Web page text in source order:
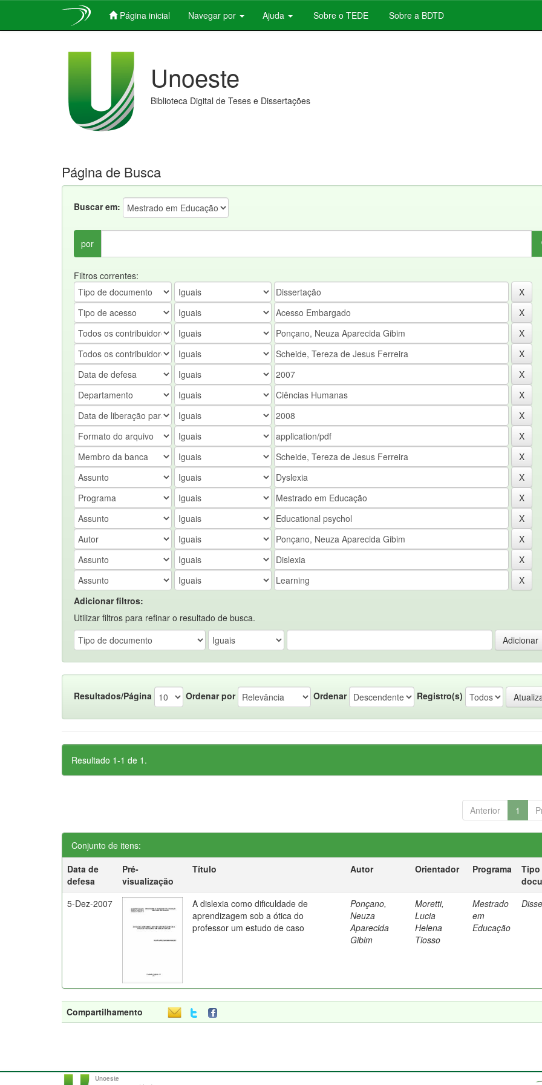
Página inicial Navegar por Ajuda Sobre o TEDE Sobre a BDTD
Unoeste
Biblioteca Digital de Teses e Dissertações
Página de Busca
Buscar em:
por
Filtros correntes:
Adicionar filtros:
Utilizar filtros para refinar o resultado de busca.
Resultados/Página Ordenar por Ordenar Registro(s)
Resultado 1-1 de 1.
Anterior 1
Conjunto de itens:
Data de
defesa
Pré-
visualização
Título Autor Orientador Programa
Tipo
5-Dez-2007
A dislexia como dificuldade de
aprendizagem sob a ótica do
professor um estudo de caso
Ponçano,
Neuza
Aparecida
Gibim
Moretti,
Lucia
Helena
Tiosso
Mestrado
em
Educação
Compartilhamento
Unoeste